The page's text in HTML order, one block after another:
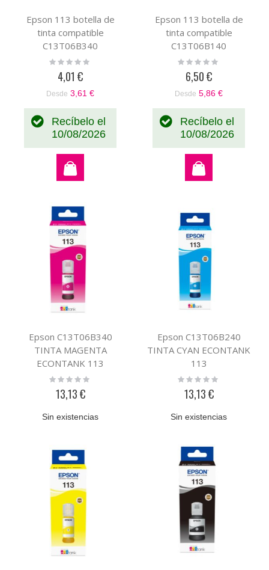
Epson 113 botella de
tinta compatible
C13T06B340
Rating:
4,01 €
Desde 3,61 €
Recíbelo el
10/08/2026
Epson 113 botella de
tinta compatible
C13T06B140
Rating:
6,50 €
Desde 5,86 €
Recíbelo el
10/08/2026
Epson C13T06B340
TINTA MAGENTA
ECONTANK 113
Rating:
13,13 €
Sin existencias
Epson C13T06B240
TINTA CYAN ECONTANK
113
Rating:
13,13 €
Sin existencias